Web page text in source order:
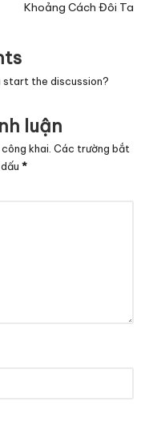
Khoảng Cách Đôi Ta
start the discussion?
luận
khai. Các trường bắt
*